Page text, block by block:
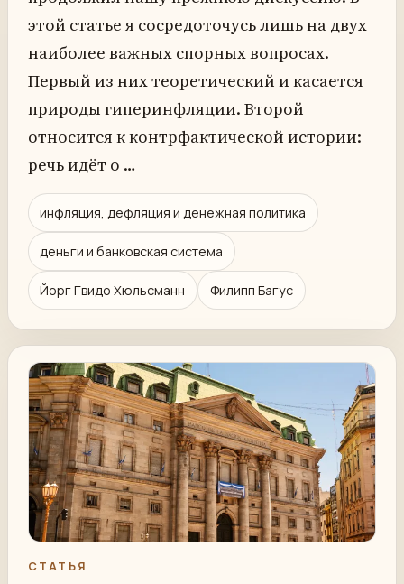
этой статье я сосредоточусь лишь на двух
наиболее важных спорных вопросах.
Первый из них теоретический и касается
природы гиперинфляции. Второй
относится к контрфактической истории:
речь идёт о …
инфляция, дефляция и денежная политика
деньги и банковская система
Йорг Гвидо Хюльсманн Филипп Багус
СТАТЬЯ